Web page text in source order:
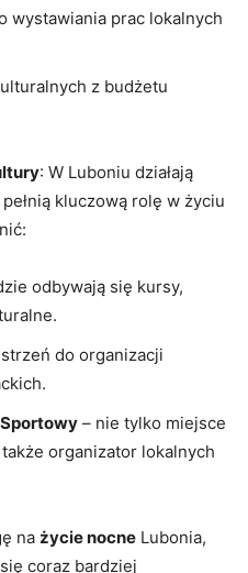
wystawiania prac lokalnych
z budżetu
: W Luboniu działają
kluczową rolę w życiu
odbywają się kursy,
do organizacji
– nie tylko miejsce
organizator lokalnych
na życie nocne Lubonia,
coraz bardziej